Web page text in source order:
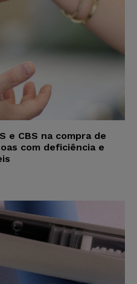
e CBS na compra de
com deficiência e